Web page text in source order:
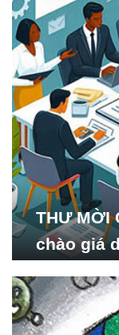
THƯ MỜI
chào giá
Nghiên
hội_ISDS)